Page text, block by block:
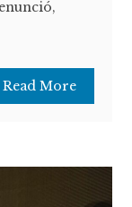
Read More